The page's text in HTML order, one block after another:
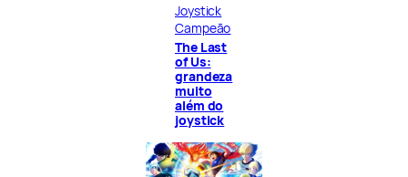
Joystick
Campeão
The Last
of Us:
grandeza
muito
além do
joystick